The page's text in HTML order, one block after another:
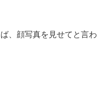
、顔写真を見せてと言わ